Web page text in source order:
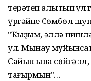
терәтеп ҡалҡытып
үргәйне Сөмбөл
"Ҡыҙым, әллә
ул. Мынау
Сайып ҡына сөйгә
тағырмын"…